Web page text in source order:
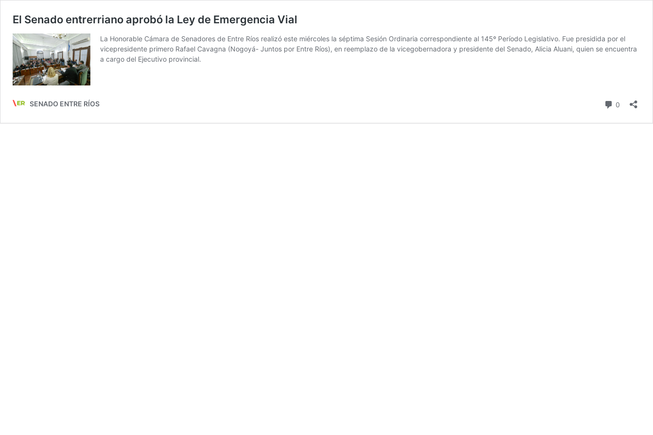
El Senado entrerriano aprobó la Ley de Emergencia Vial
La Honorable Cámara de Senadores de Entre Ríos realizó este miércoles la séptima Sesión Ordinaria correspondiente al 145º Período Legislativo. Fue presidida por el
vicepresidente primero Rafael Cavagna (Nogoyá- Juntos por Entre Ríos), en reemplazo de la vicegobernadora y presidente del Senado, Alicia Aluani, quien se encuentra
a cargo del Ejecutivo provincial.
SENADO ENTRE RÍOS 0